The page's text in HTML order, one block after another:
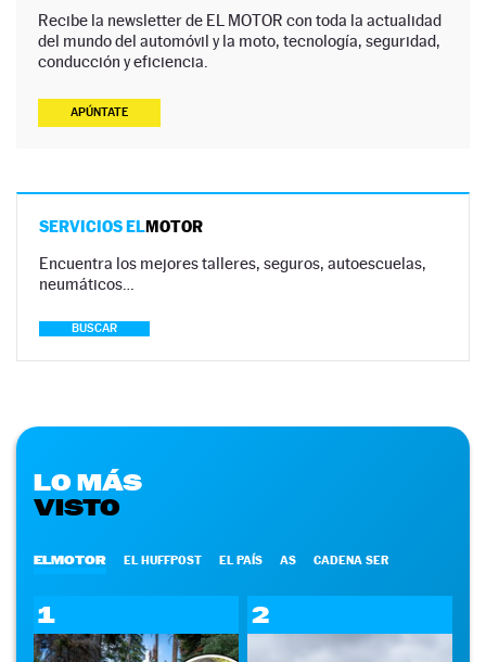
Recibe la newsletter de EL MOTOR con toda la actualidad
del mundo del automóvil y la moto, tecnología, seguridad,
conducción y eficiencia.
APÚNTATE
SERVICIOS ELMOTOR
Encuentra los mejores talleres, seguros, autoescuelas,
neumáticos…
BUSCAR
LO MÁS
VISTO
ELMOTOR EL HUFFPOST EL PAÍS AS CADENA SER
1 2